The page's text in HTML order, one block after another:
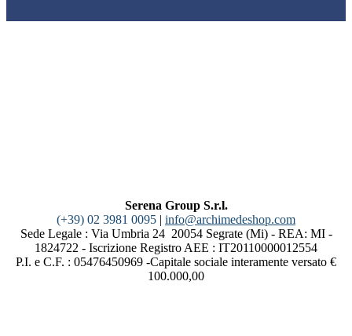
Serena Group S.r.l.
(+39) 02 3981 0095 | info@archimedeshop.com
Sede Legale : Via Umbria 24 20054 Segrate (Mi) - REA: MI -
1824722 - Iscrizione Registro AEE : IT20110000012554
P.I. e C.F. : 05476450969 -Capitale sociale interamente versato €
100.000,00